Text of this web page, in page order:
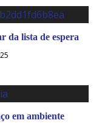
da lista de espera
em ambiente